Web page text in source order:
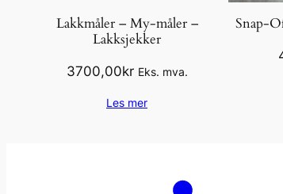
Lakkmåler – My-måler –
Lakksjekker
3700,00kr Eks. mva.
Les mer
Snap-